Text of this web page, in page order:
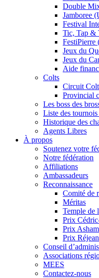
Double
Jamboree
Festival
Tic, Tap &
FestiPierre
Jeux du
Jeux du
Aide
Colts
Circuit
Provincial
Les boss des
Liste des
Historique des
Agents Libres
À propos
Soutenez votre
Notre fédération
Affiliations
Ambassadeurs
Reconnaissance
Comité de
Méritas
Temple de
Prix
Prix
Prix
Conseil
Associations
MEES
Contactez-nous